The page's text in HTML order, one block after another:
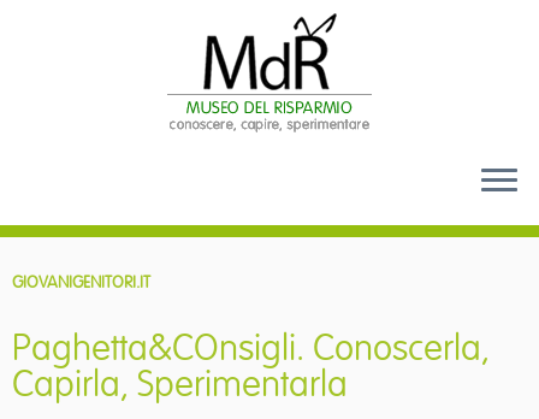
GIOVANIGENITORI.IT
Paghetta&COnsigli. Conoscerla,
Capirla, Sperimentarla